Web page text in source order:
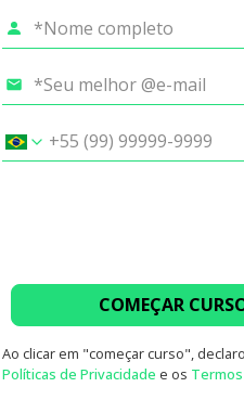
COMEÇAR
Ao clicar em "começar curso",
Políticas de Privacidade e os